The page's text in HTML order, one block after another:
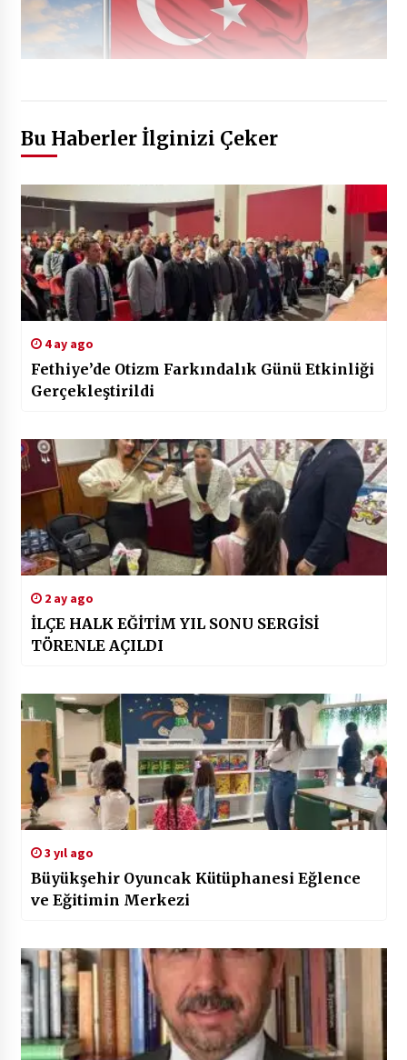
Bu Haberler İlginizi Çeker
4 ay ago
Fethiye’de Otizm Farkındalık Günü Etkinliği
Gerçekleştirildi
2 ay ago
İLÇE HALK EĞİTİM YIL SONU SERGİSİ
TÖRENLE AÇILDI
3 yıl ago
Büyükşehir Oyuncak Kütüphanesi Eğlence
ve Eğitimin Merkezi